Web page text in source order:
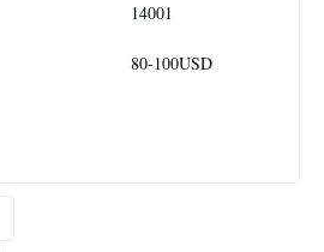
14001
80-100USD